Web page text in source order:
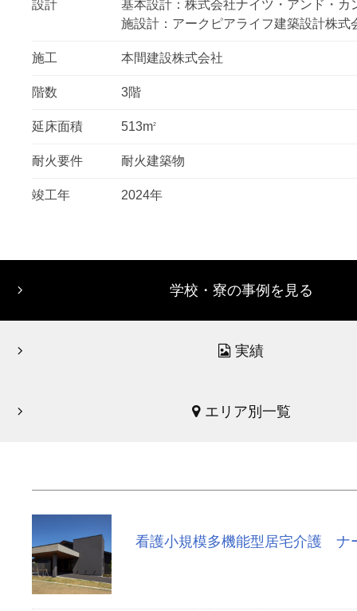
設計
基本設計：株式会社ナイツ・アンド・
施設計：アークピアライフ建築設計株式
施工 本間建設株式会社
階数 3階
延床面積 513m2
耐火要件 耐火建築物
竣工年 2024年
学校・寮の事例を見る
実績
エリア別一覧
看護小規模多機能型居宅介護 ナ